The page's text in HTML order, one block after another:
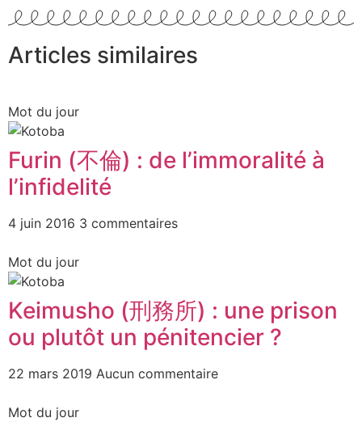
Articles similaires
Mot du jour
Furin (不倫) : de l’immoralité à
l’infidelité
4 juin 2016 3 commentaires
Mot du jour
Keimusho (刑務所) : une prison
ou plutôt un pénitencier ?
22 mars 2019 Aucun commentaire
Mot du jour